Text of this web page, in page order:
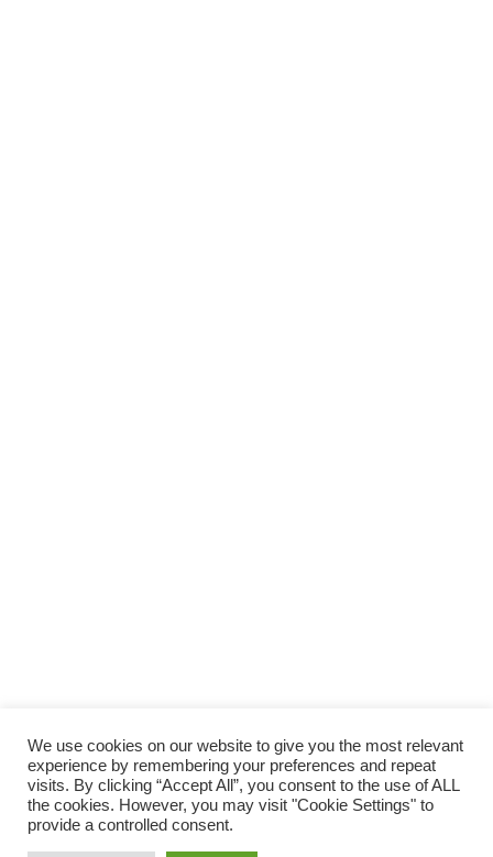
We use cookies on our website to give you the most relevant
experience by remembering your preferences and repeat
visits. By clicking “Accept All”, you consent to the use of ALL
the cookies. However, you may visit "Cookie Settings" to
provide a controlled consent.